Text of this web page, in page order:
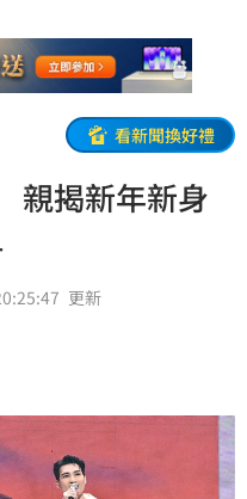
看新聞換好禮
親揭新年新身
更新